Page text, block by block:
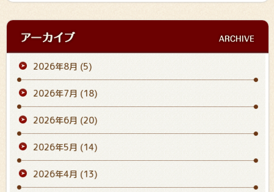
2026年8月 (5)
2026年7月 (18)
2026年6月 (20)
2026年5月 (14)
2026年4月 (13)